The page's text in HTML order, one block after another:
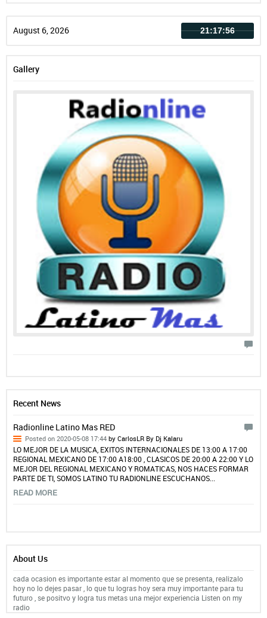
August 6, 2026 21:17:56
Gallery
Recent News
Radionline Latino Mas RED
Posted on 2020-05-08 17:44 by CarlosLR By Dj Kalaru
LO MEJOR DE LA MUSICA, EXITOS INTERNACIONALES DE 13:00 A 17:00
REGIONAL MEXICANO DE 17:00 A18:00 , CLASICOS DE 20:00 A 22:00 Y LO
MEJOR DEL REGIONAL MEXICANO Y ROMATICAS, NOS HACES FORMAR
PARTE DE TI, SOMOS LATINO TU RADIONLINE ESCUCHANOS...
READ MORE
About Us
cada ocasion es importante estar al momento que se presenta, realizalo
hoy no lo dejes pasar , lo que tu logras hoy sera muy importante para tu
futuro , se positvo y logra tus metas una mejor experiencia Listen on my
radio